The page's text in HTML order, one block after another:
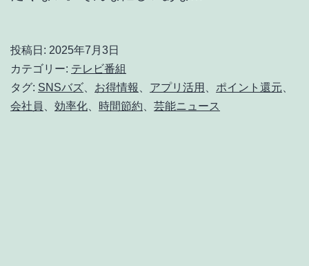
投稿日: 2025年7月3日
カテゴリー: テレビ番組
タグ: SNSバズ、 お得情報 、 アプリ活用 、 ポイント還元、
会社員 、 効率化、 時間節約、 芸能ニュース